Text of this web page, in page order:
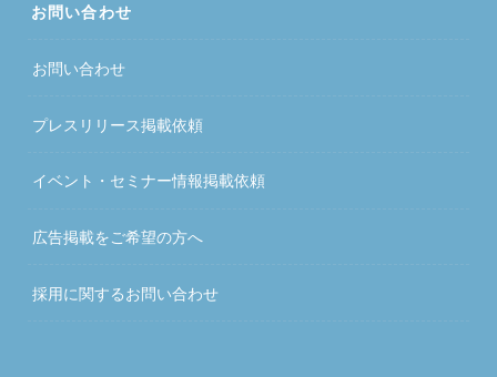
お問い合わせ
お問い合わせ
プレスリリース掲載依頼
イベント・セミナー情報掲載依頼
広告掲載をご希望の方へ
採用に関するお問い合わせ